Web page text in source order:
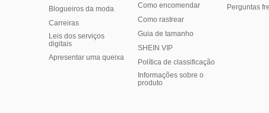
Blogueiros da moda
Carreiras
Leis dos serviços
digitais
Apresentar uma queixa
Como encomendar
Como rastrear
Guia de tamanho
SHEIN VIP
Política de classificação
​Informações sobre o
produto
Perguntas